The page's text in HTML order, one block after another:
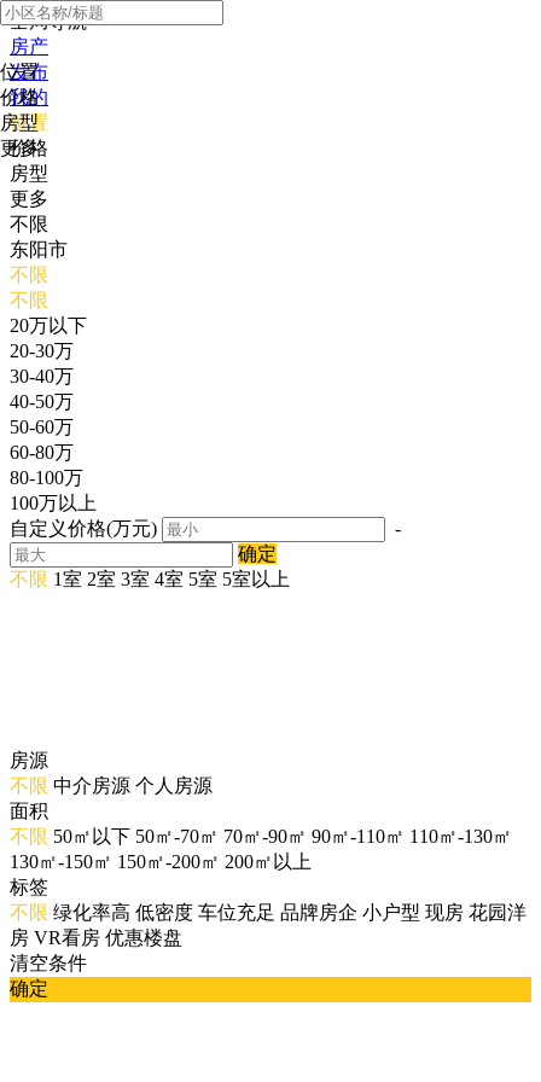
全局导航
房产
发布
我的
位置
价格
房型
更多
位置
价格
房型
更多
不限
东阳市
不限
不限
20万以下
20-30万
30-40万
40-50万
50-60万
60-80万
80-100万
100万以上
自定义价格(万元)
-
确定
不限 1室 2室 3室 4室 5室 5室以上
房源
不限 中介房源 个人房源
面积
不限 50㎡以下 50㎡-70㎡ 70㎡-90㎡ 90㎡-110㎡ 110㎡-130㎡
130㎡-150㎡ 150㎡-200㎡ 200㎡以上
标签
不限 绿化率高 低密度 车位充足 品牌房企 小户型 现房 花园洋
房 VR看房 优惠楼盘
清空条件
确定